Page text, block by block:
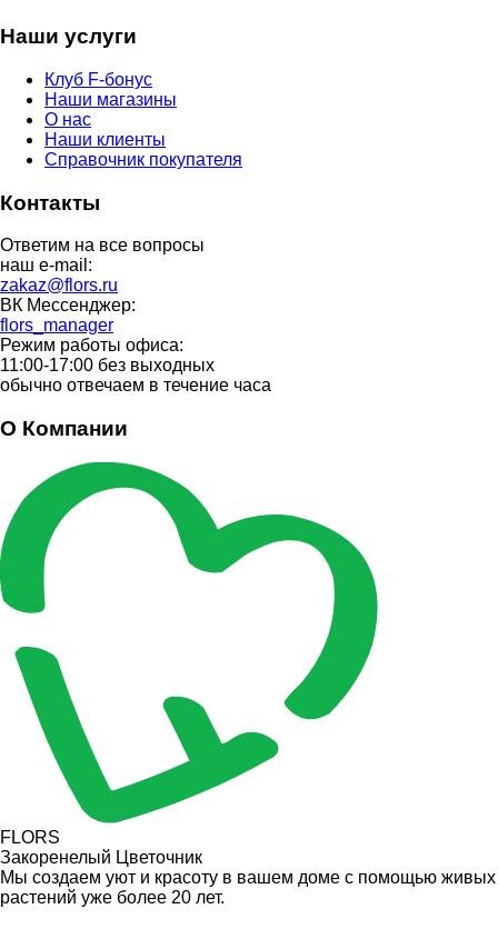
Наши услуги
Клуб F-бонус
Наши магазины
О нас
Наши клиенты
Справочник покупателя
Контакты
Ответим на все вопросы
наш e-mail:
zakaz@flors.ru
ВК Мессенджер:
flors_manager
Режим работы офиса:
11:00-17:00 без выходных
обычно отвечаем в течение часа
О Компании
FLORS
Закоренелый Цветочник
Мы создаем уют и красоту в вашем доме с помощью живых
растений уже более 20 лет.